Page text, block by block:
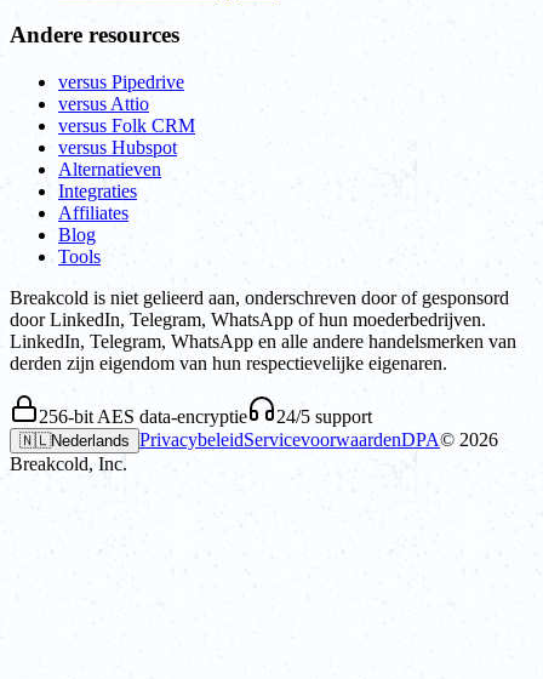
Andere resources
versus Pipedrive
versus Attio
versus Folk CRM
versus Hubspot
Alternatieven
Integraties
Affiliates
Blog
Tools
Breakcold is niet gelieerd aan, onderschreven door of gesponsord
door LinkedIn, Telegram, WhatsApp of hun moederbedrijven.
LinkedIn, Telegram, WhatsApp en alle andere handelsmerken van
derden zijn eigendom van hun respectievelijke eigenaren.
256-bit AES data-encryptie 24/5 support
🇳🇱Nederlands PrivacybeleidServicevoorwaardenDPA© 2026
Breakcold, Inc.